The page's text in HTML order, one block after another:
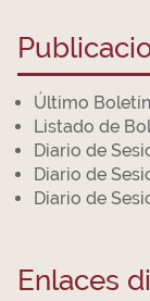
Último Boletín
Listado de
Diario de
Diario de
Diario de
Enlaces